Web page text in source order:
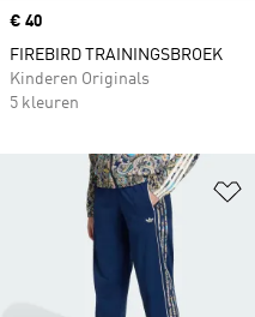
Price
€ 40
FIREBIRD TRAININGSBROEK
Kinderen Originals
5 kleuren